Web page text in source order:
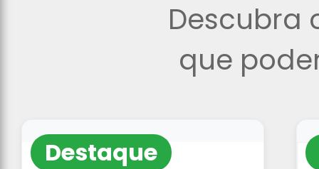
Descubra
que
Destaque